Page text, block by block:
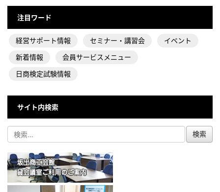
注目ワード
経営サポート情報 セミナー・講習会
イベント
新着情報
会員サービスメニュー
日商検定試験情報
サイト内検索